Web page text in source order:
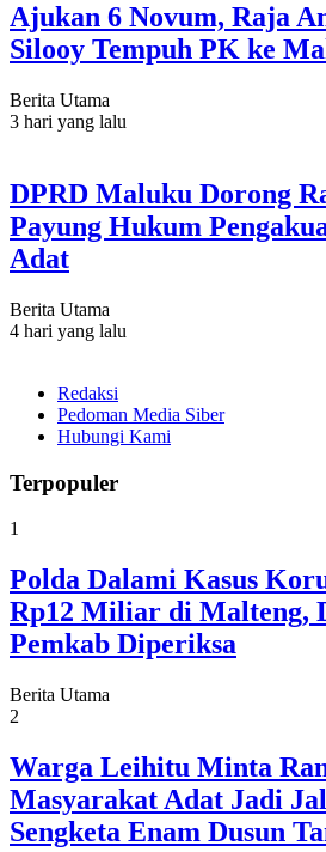
Ajukan 6 Novum, Raja
Silooy Tempuh PK ke
Berita Utama
3 hari yang lalu
DPRD Maluku Dorong
Payung Hukum
Adat
Berita Utama
4 hari yang lalu
Redaksi
Pedoman Media Siber
Hubungi Kami
Terpopuler
1
Polda Dalami Kasus
Rp12 Miliar di Malteng,
Pemkab Diperiksa
Berita Utama
2
Warga Leihitu Minta
Masyarakat Adat Jadi
Sengketa Enam Dusun